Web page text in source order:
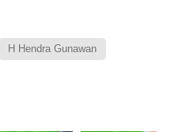
H Hendra Gunawan